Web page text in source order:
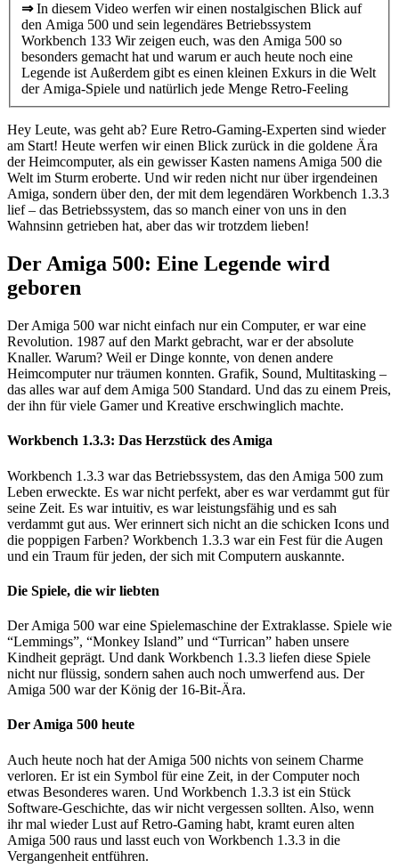
⇒In diesem Video werfen wir einen nostalgischen Blick auf
den Amiga 500 und sein legendäres Betriebssystem
Workbench 133 Wir zeigen euch, was den Amiga 500 so
besonders gemacht hat und warum er auch heute noch eine
Legende ist Außerdem gibt es einen kleinen Exkurs in die Welt
der Amiga-Spiele und natürlich jede Menge Retro-Feeling
Hey Leute, was geht ab? Eure Retro-Gaming-Experten sind wieder
am Start! Heute werfen wir einen Blick zurück in die goldene Ära
der Heimcomputer, als ein gewisser Kasten namens Amiga 500 die
Welt im Sturm eroberte. Und wir reden nicht nur über irgendeinen
Amiga, sondern über den, der mit dem legendären Workbench 1.3.3
lief – das Betriebssystem, das so manch einer von uns in den
Wahnsinn getrieben hat, aber das wir trotzdem lieben!
Der Amiga 500: Eine Legende wird
geboren
Der Amiga 500 war nicht einfach nur ein Computer, er war eine
Revolution. 1987 auf den Markt gebracht, war er der absolute
Knaller. Warum? Weil er Dinge konnte, von denen andere
Heimcomputer nur träumen konnten. Grafik, Sound, Multitasking –
das alles war auf dem Amiga 500 Standard. Und das zu einem Preis,
der ihn für viele Gamer und Kreative erschwinglich machte.
Workbench 1.3.3: Das Herzstück des Amiga
Workbench 1.3.3 war das Betriebssystem, das den Amiga 500 zum
Leben erweckte. Es war nicht perfekt, aber es war verdammt gut für
seine Zeit. Es war intuitiv, es war leistungsfähig und es sah
verdammt gut aus. Wer erinnert sich nicht an die schicken Icons und
die poppigen Farben? Workbench 1.3.3 war ein Fest für die Augen
und ein Traum für jeden, der sich mit Computern auskannte.
Die Spiele, die wir liebten
Der Amiga 500 war eine Spielemaschine der Extraklasse. Spiele wie
“Lemmings”, “Monkey Island” und “Turrican” haben unsere
Kindheit geprägt. Und dank Workbench 1.3.3 liefen diese Spiele
nicht nur flüssig, sondern sahen auch noch umwerfend aus. Der
Amiga 500 war der König der 16-Bit-Ära.
Der Amiga 500 heute
Auch heute noch hat der Amiga 500 nichts von seinem Charme
verloren. Er ist ein Symbol für eine Zeit, in der Computer noch
etwas Besonderes waren. Und Workbench 1.3.3 ist ein Stück
Software-Geschichte, das wir nicht vergessen sollten. Also, wenn
ihr mal wieder Lust auf Retro-Gaming habt, kramt euren alten
Amiga 500 raus und lasst euch von Workbench 1.3.3 in die
Vergangenheit entführen.